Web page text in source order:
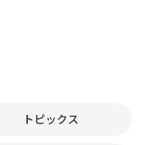
トピックス